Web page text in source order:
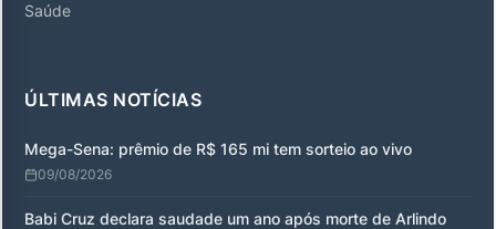
Saúde
ÚLTIMAS NOTÍCIAS
Mega-Sena: prêmio de R$ 165 mi tem sorteio ao vivo
09/08/2026
Babi Cruz declara saudade um ano após morte de Arlindo